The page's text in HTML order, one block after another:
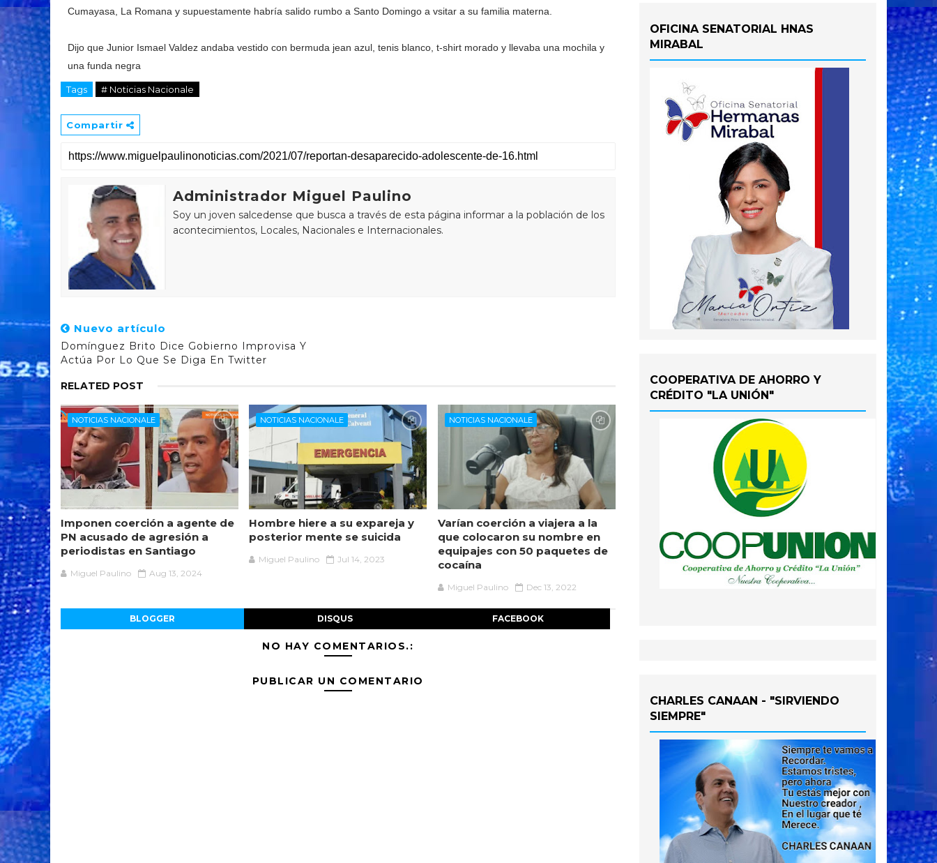
Cumayasa, La Romana y supuestamente habría salido rumbo a Santo Domingo a vsitar a su familia materna.
Dijo que Junior Ismael Valdez andaba vestido con bermuda jean azul, tenis blanco, t-shirt morado y llevaba una mochila y
una funda negra
Tags # Noticias Nacionale
Compartir
Administrador Miguel Paulino
Soy un joven salcedense que busca a través de esta página informar a la población de los
acontecimientos, Locales, Nacionales e Internacionales.
Nuevo artículo
Domínguez Brito Dice Gobierno Improvisa Y
Actúa Por Lo Que Se Diga En Twitter
RELATED POST
NOTICIAS NACIONALE
Imponen coerción a agente de
PN acusado de agresión a
periodistas en Santiago
Miguel Paulino Aug 13, 2024
NOTICIAS NACIONALE
Hombre hiere a su expareja y
posterior mente se suicida
Miguel Paulino Jul 14, 2023
NOTICIAS NACIONALE
Varían coerción a viajera a la
que colocaron su nombre en
equipajes con 50 paquetes de
cocaína
Miguel Paulino Dec 13, 2022
BLOGGER DISQUS FACEBOOK
NO HAY COMENTARIOS.:
PUBLICAR UN COMENTARIO
OFICINA SENATORIAL HNAS
MIRABAL
COOPERATIVA DE AHORRO Y
CRÉDITO "LA UNIÓN"
CHARLES CANAAN - "SIRVIENDO
SIEMPRE"